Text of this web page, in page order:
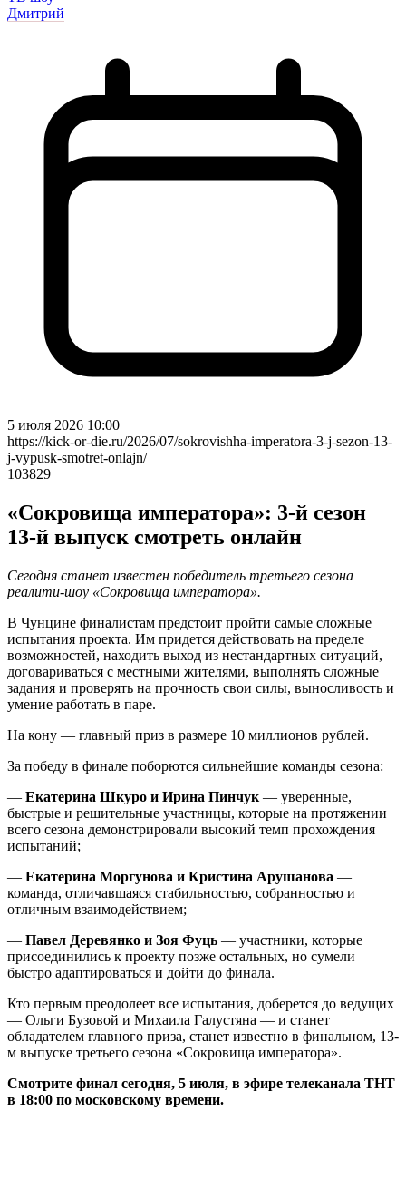
Дмитрий
5 июля 2026 10:00
https://kick-or-die.ru/2026/07/sokrovishha-imperatora-3-j-sezon-13-
j-vypusk-smotret-onlajn/
103829
«Сокровища императора»: 3-й сезон
13-й выпуск смотреть онлайн
Сегодня станет известен победитель третьего сезона
реалити-шоу «Сокровища императора».
В Чунцине финалистам предстоит пройти самые сложные
испытания проекта. Им придется действовать на пределе
возможностей, находить выход из нестандартных ситуаций,
договариваться с местными жителями, выполнять сложные
задания и проверять на прочность свои силы, выносливость и
умение работать в паре.
На кону — главный приз в размере 10 миллионов рублей.
За победу в финале поборются сильнейшие команды сезона:
— Екатерина Шкуро и Ирина Пинчук — уверенные,
быстрые и решительные участницы, которые на протяжении
всего сезона демонстрировали высокий темп прохождения
испытаний;
— Екатерина Моргунова и Кристина Арушанова —
команда, отличавшаяся стабильностью, собранностью и
отличным взаимодействием;
— Павел Деревянко и Зоя Фуць — участники, которые
присоединились к проекту позже остальных, но сумели
быстро адаптироваться и дойти до финала.
Кто первым преодолеет все испытания, доберется до ведущих
— Ольги Бузовой и Михаила Галустяна — и станет
обладателем главного приза, станет известно в финальном, 13-
м выпуске третьего сезона «Сокровища императора».
Смотрите финал сегодня, 5 июля, в эфире телеканала ТНТ
в 18:00 по московскому времени.